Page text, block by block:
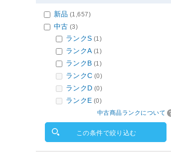
新品 (1,657)
中古 (3)
ランクS (1)
ランクA (1)
ランクB (1)
ランクC (0)
ランクD (0)
ランクE (0)
中古商品ランクについて
この条件で絞り込む